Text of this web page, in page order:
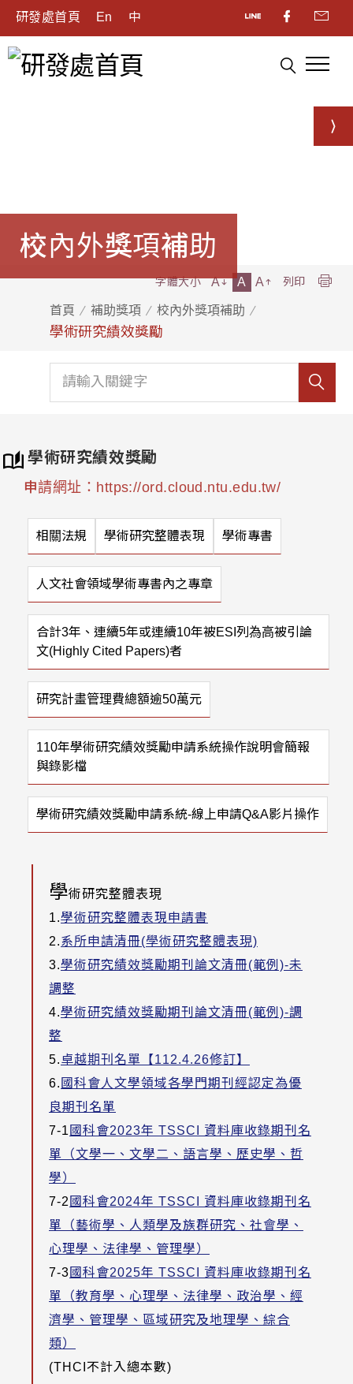
研發處首頁 En 中
校內外獎項補助
首頁 補助獎項 校內外獎項補助
學術研究績效獎勵
字體大小 A A A 列印
學術研究績效獎勵
申請網址：https://ord.cloud.ntu.edu.tw/
相關法規 學術研究整體表現 學術專書
人文社會領域學術專書內之專章
合計3年、連續5年或連續10年被ESI列為高被引論
文(Highly Cited Papers)者
研究計畫管理費總額逾50萬元
110年學術研究績效獎勵申請系統操作說明會簡報
與錄影檔
學術研究績效獎勵申請系統-線上申請Q&A影片操作
學術研究整體表現
1.學術研究整體表現申請書
2.系所申請清冊(學術研究整體表現)
3.學術研究績效獎勵期刊論文清冊(範例)-未
調整
4.學術研究績效獎勵期刊論文清冊(範例)-調
整
5.卓越期刊名單【112.4.26修訂】
6. 國科會人文學領域各學門期刊經認定為優
良期刊名單
7-1 國科會2023年 TSSCI 資料庫收錄期刊名
單（文學一、文學二、語言學、歷史學、哲
學）
7-2 國科會2024年 TSSCI 資料庫收錄期刊名
單（藝術學、人類學及族群研究、社會學、
心理學、法律學、管理學）
7-3 國科會2025年 TSSCI 資料庫收錄期刊名
單（教育學、心理學、法律學、政治學、經
濟學、管理學、區域研究及地理學、綜合
類）
(THCI不計入總本數)